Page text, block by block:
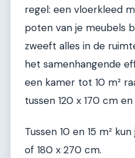
regel: een vloerkleed
poten van je meubels
zweeft alles in de
het samenhangende
een kamer tot 10 m²
tussen 120 x 170 cm
Tussen 10 en 15 m²
of 180 x 270 cm.